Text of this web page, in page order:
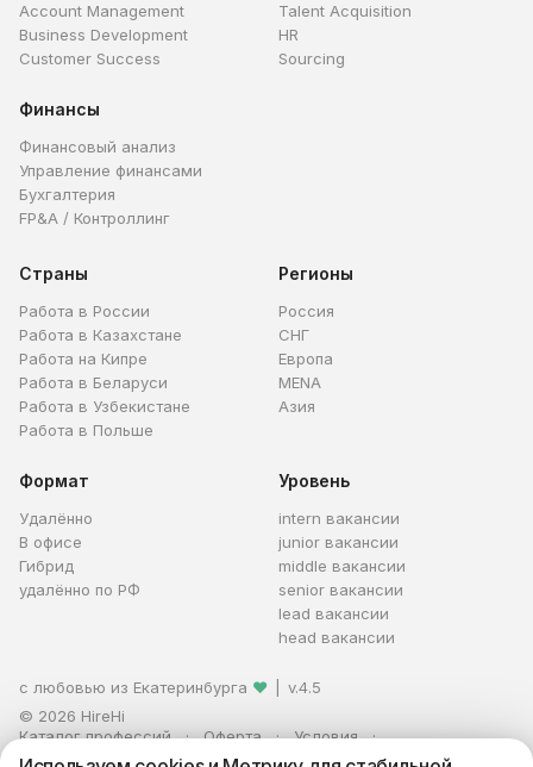
Account Management
Business Development
Customer Success
Talent Acquisition
HR
Sourcing
Финансы
Финансовый анализ
Управление финансами
Бухгалтерия
FP&A / Контроллинг
Страны
Работа в России
Работа в Казахстане
Работа на Кипре
Работа в Беларуси
Работа в Узбекистане
Работа в Польше
Регионы
Россия
СНГ
Европа
MENA
Азия
Формат
Удалённо
В офисе
Гибрид
удалённо по РФ
Уровень
intern вакансии
junior вакансии
middle вакансии
senior вакансии
lead вакансии
head вакансии
с любовью из Екатеринбурга ❤
v.4.5
© 2026 HireHi
Каталог профессий
Оферта
Условия
Персональные данные
Реклама